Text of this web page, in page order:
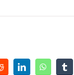
LinkedInWhatsApp